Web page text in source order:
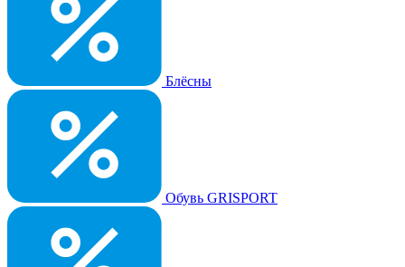
Блёсны
Обувь GRISPORT